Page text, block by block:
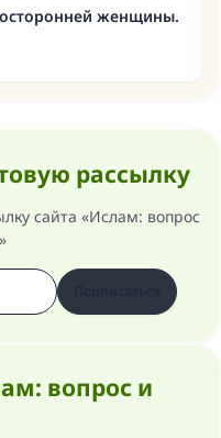
посторонней женщины.
рассылку
сайта «Ислам: вопрос
вопрос и
ответы Умме
сказал:
такая
его»